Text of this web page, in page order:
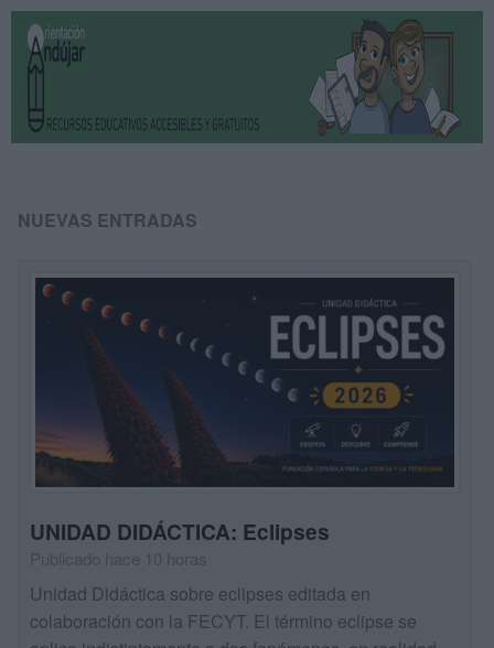
NUEVAS ENTRADAS
UNIDAD DIDÁCTICA: Eclipses
Unidad Didáctica sobre eclipses editada en
colaboración con la FECYT. El término eclipse se